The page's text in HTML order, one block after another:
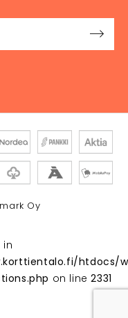
Oy
in
htdocs/
on line2331